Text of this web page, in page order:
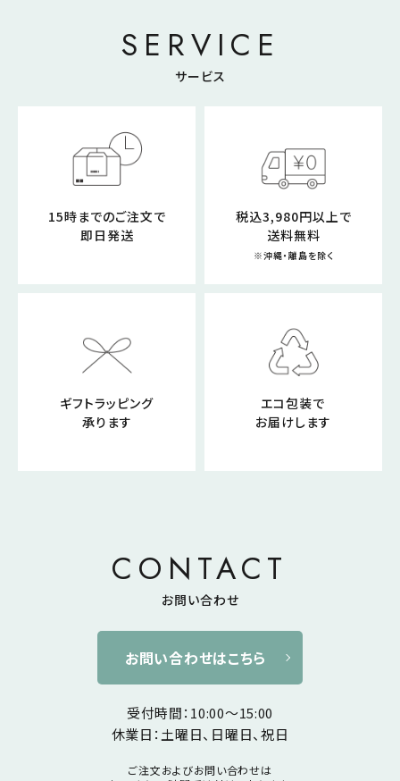
SERVICE
サービス
15時までのご注文で
即日発送
税込3,980円以上で
送料無料
※沖縄・離島を除く
ギフトラッピング
承ります
エコ包装で
お届けします
CONTACT
お問い合わせ
お問い合わせはこちら
受付時間：10:00～15:00
休業日：土曜日、日曜日、祝日
ご注文およびお問い合わせは